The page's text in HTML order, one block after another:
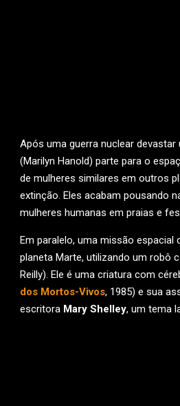
Após uma guerra nuclear
(Marilyn Hanold) parte para o
de mulheres similares em outros
extinção. Eles acabam pousando
mulheres humanas em praias e
Em paralelo, uma missão espacial
planeta Marte, utilizando um robô
Reilly). Ele é uma criatura com
dos Mortos-Vivos, 1985) e sua
escritora Mary Shelley, um tema